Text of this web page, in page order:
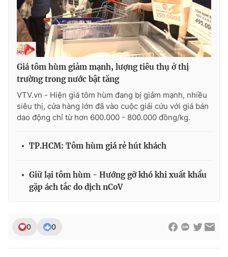
Giá tôm hùm giảm mạnh, lượng tiêu thụ ở thị
trường trong nước bật tăng
VTV.vn - Hiện giá tôm hùm đang bị giảm mạnh, nhiều
siêu thị, cửa hàng lớn đã vào cuộc giải cứu với giá bán
dao động chỉ từ hơn 600.000 - 800.000 đồng/kg.
TP.HCM: Tôm hùm giá rẻ hút khách
Giữ lại tôm hùm - Hướng gỡ khó khi xuất khẩu
gặp ách tắc do dịch nCoV
0 0